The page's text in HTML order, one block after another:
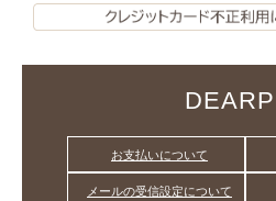
お支払いについて
メールの受信設定について